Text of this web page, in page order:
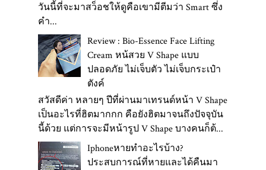
วันนี้ที่จะมาสว็อชให้ดูคือเขามีตีมว่า Smart ซึ่ง
คำ...
Review : Bio-Essence Face Lifting
Cream หน้สวย V Shape แบบ
ปลอดภัย ไม่เจ็บตัว ไม่เจ็บกระเป๋า
ตังค์
สวัสดีค่า หลายๆ ปีที่ผ่านมาเทรนด์หน้า V Shape
เป็นอะไรที่ฮิตมากกก คือยังฮิตมาจนถึงปัจจุบัน
นี้ด้วย แต่การจะมีหน้ารูป V Shape บางคนก็ต้...
Iphoneหายทำอะไรบ้าง?
ประสบการณ์ที่หายและได้คืนมา